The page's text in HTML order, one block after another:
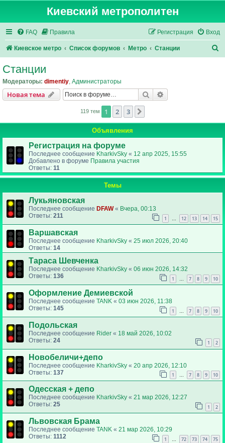
Киевский метрополитен
FAQ Правила Вход
Регистрация
Киевское метро Список форумов Метро Станции
Станции
Модераторы: dimentiy, Администраторы
Новая тема Поиск
119 тем 1 2 3
Объявления
Регистрация на форуме
Последнее сообщение KharkivSky « 12 апр 2025, 15:55
Добавлено в форуме Правила участия
Ответы: 11
Темы
Лукьяновская
Последнее сообщение DFAW« Вчера, 00:13
Ответы: 211 1 … 12 13 14 15
Варшавская
Последнее сообщение KharkivSky « 25 июл 2026, 20:40
Ответы: 14
Тараса Шевченка
Последнее сообщение KharkivSky « 06 июн 2026, 14:32
Ответы: 136 1 … 7 8 9 10
Оформление Демиевской
Последнее сообщение TANK « 03 июн 2026, 11:38
Ответы: 145 1 7 8 9 10
Подольская
Последнее сообщение Rider « 18 май 2026, 10:02
Ответы: 24 1 2
Новобеличи+депо
Последнее сообщение KharkivSky « 20 апр 2026, 12:10
Ответы: 137 1 … 7 8 9 10
Одесская + депо
Последнее сообщение KharkivSky « 21 мар 2026, 12:27
Ответы: 25 1 2
Львовская Брама
Последнее сообщение TANK « 21 мар 2026, 10:29
Ответы: 1112 1 … 72 73 74 75